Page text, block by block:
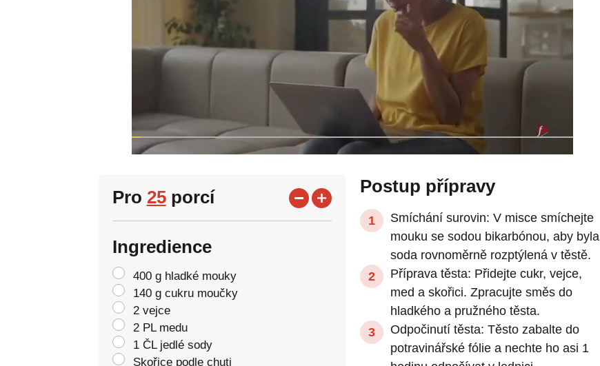
Pro 25porcí
Ingredience
400 g hladké mouky
140 g cukru moučky
2 vejce
2 PL medu
1 ČL jedlé sody
Skořice podle chuti
Postup přípravy
Smíchání surovin: V misce smíchejte
mouku se sodou bikarbónou, aby byla
soda rovnoměrně rozptýlená v těstě.
Příprava těsta: Přidejte cukr, vejce,
med a skořici. Zpracujte směs do
hladkého a pružného těsta.
Odpočinutí těsta: Těsto zabalte do
potravinářské fólie a nechte ho asi 1